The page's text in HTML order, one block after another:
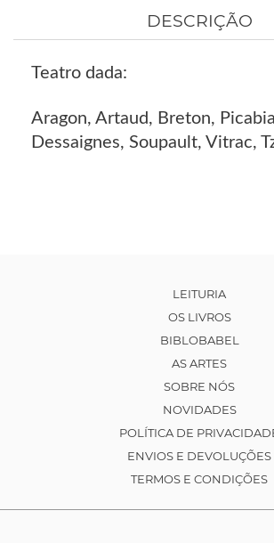
DESCRIÇÃO
Teatro dada:
Aragon, Artaud, Breton,
Dessaignes, Soupault, Vitrac,
LEITURIA
OS LIVROS
BIBLOBABEL
AS ARTES
SOBRE NÓS
NOVIDADES
POLÍTICA DE
ENVIOS E DEVOLUÇÕES
TERMOS E CONDIÇÕES